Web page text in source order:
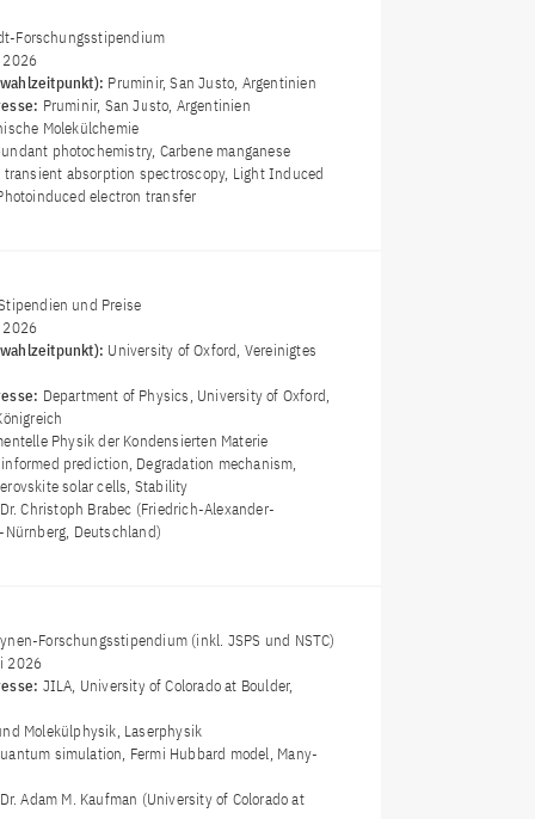
Forschungsstipendium
Pruminir, San Justo, Argentinien
Pruminir, San Justo, Argentinien
Molekülchemie
photochemistry, Carbene manganese
absorption spectroscopy, Light Induced
electron transfer
und Preise
University of Oxford, Vereinigtes
Department of Physics, University of Oxford,
Physik der Kondensierten Materie
prediction, Degradation mechanism,
solar cells, Stability
Christoph Brabec (Friedrich-Alexander-
Deutschland)
Forschungsstipendium (inkl. JSPS und NSTC)
2026
JILA, University of Colorado at Boulder,
Molekülphysik, Laserphysik
simulation, Fermi Hubbard model, Many-
Adam M. Kaufman (University of Colorado at